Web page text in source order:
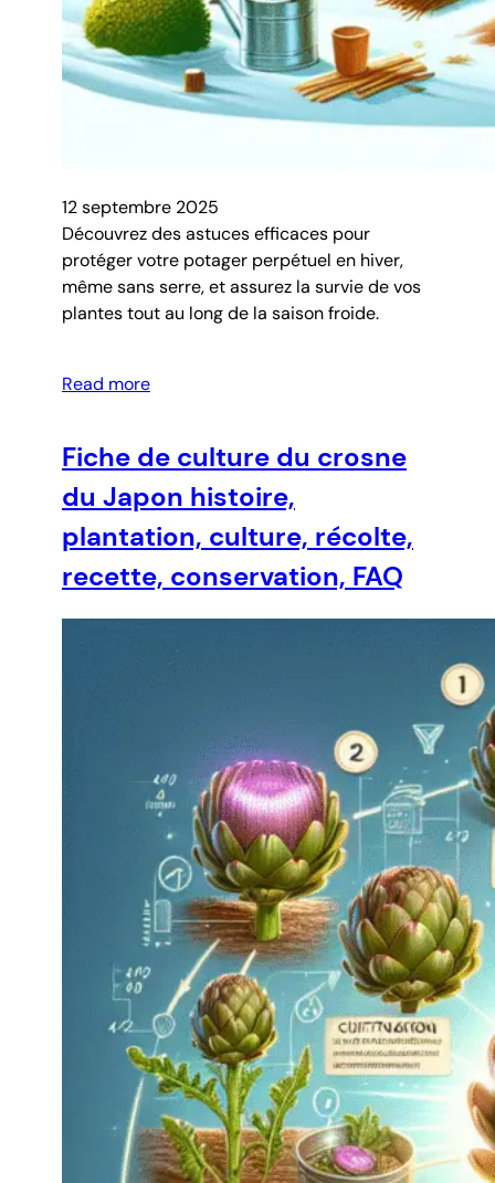
12 septembre 2025
Découvrez des astuces efficaces pour
protéger votre potager perpétuel en hiver,
même sans serre, et assurez la survie de vos
plantes tout au long de la saison froide.
Read more
Fiche de culture du crosne
du Japon histoire,
plantation, culture, récolte,
recette, conservation, FAQ